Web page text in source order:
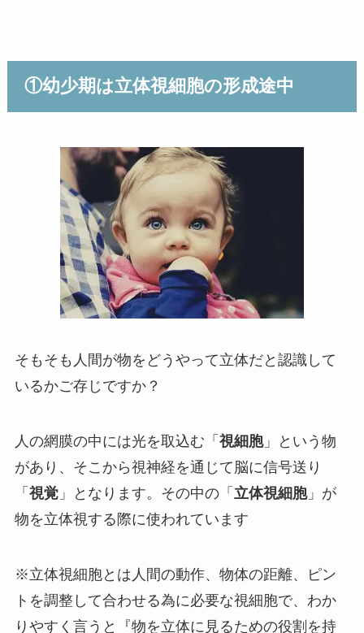
①幼少期は立体視細胞の形成途中
そもそも人間が物をどうやって立体だと認識して
いるかご存じですか？
人の網膜の中には光を取込む「 視細胞」という物
があり、そこから視神経を通じて脳に信号送り
「 視覚」となります。その中の「 立体視細胞」が
物を立体視する際に使われています
※立体視細胞とは人間の動作、物体の距離、ピン
トを調整して合わせる為に必要な視細胞で、わか
りやすく言うと『物を立体に見るための役割を持